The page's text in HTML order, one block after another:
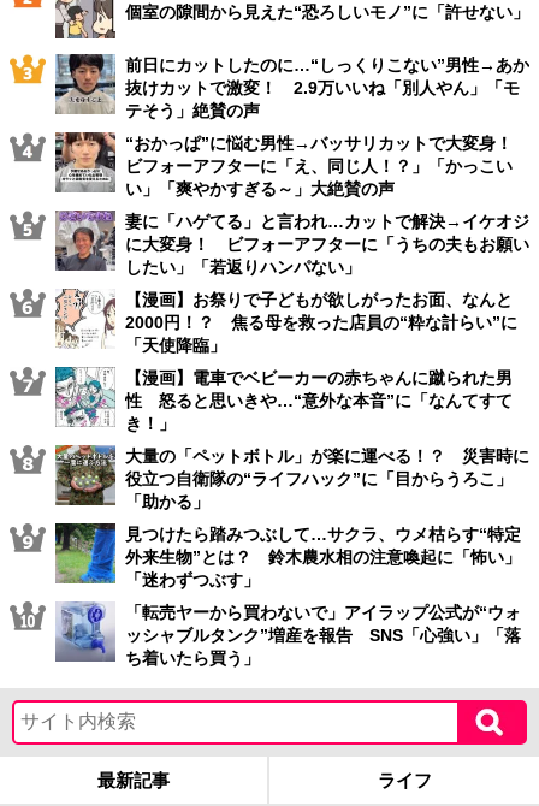
個室の隙間から見えた“恐ろしいモノ”に「許せない」
前日にカットしたのに…“しっくりこない”男性→あか
抜けカットで激変！ 2.9万いいね「別人やん」「モ
テそう」絶賛の声
“おかっぱ”に悩む男性→バッサリカットで大変身！
ビフォーアフターに「え、同じ人！？」「かっこい
い」「爽やかすぎる～」大絶賛の声
妻に「ハゲてる」と言われ…カットで解決→イケオジ
に大変身！ ビフォーアフターに「うちの夫もお願い
したい」「若返りハンパない」
【漫画】お祭りで子どもが欲しがったお面、なんと
2000円！？ 焦る母を救った店員の“粋な計らい”に
「天使降臨」
【漫画】電車でベビーカーの赤ちゃんに蹴られた男
性 怒ると思いきや…“意外な本音”に「なんてすて
き！」
大量の「ペットボトル」が楽に運べる！？ 災害時に
役立つ自衛隊の“ライフハック”に「目からうろこ」
「助かる」
見つけたら踏みつぶして…サクラ、ウメ枯らす“特定
外来生物”とは？ 鈴木農水相の注意喚起に「怖い」
「迷わずつぶす」
「転売ヤーから買わないで」アイラップ公式が“ウォ
ッシャブルタンク”増産を報告 SNS「心強い」「落
ち着いたら買う」
最新記事 ライフ